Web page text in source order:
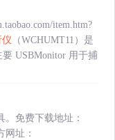
item.htm?
（WCHUMT11）是
USBMonitor 用于捕
。免费下载地址：
网址：